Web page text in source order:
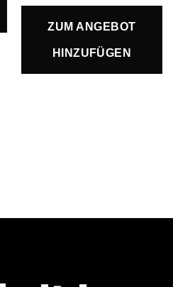
ZUM ANGEBOT
HINZUFÜGEN